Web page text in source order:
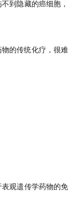
不到隐藏的癌细胞，
的传统化疗，很难
表观遗传学药物的免